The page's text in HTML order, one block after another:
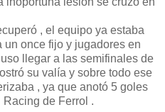
, el equipo ya estaba
un once fijo y jugadores en
llegar a las semifinales de
su valía y sobre todo ese
, ya que anotó 5 goles
de Ferrol .